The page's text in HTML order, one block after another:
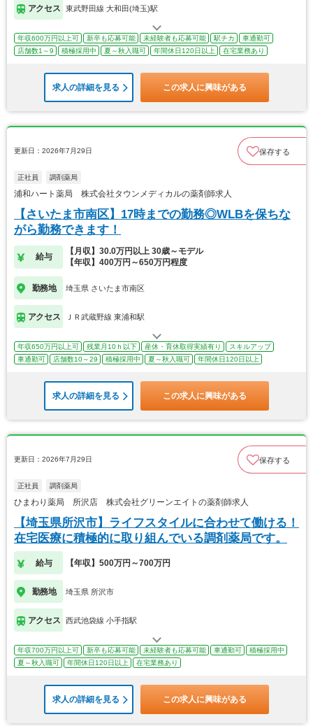
アクセス 東武野田線 大和田(埼玉)駅
年収600万円以上可 新卒も応募可能 未経験者も応募可能 駅チカ
車通勤可
店舗数1～9
積極採用中 夏～秋入職可 年間休日120日以上 在宅業務あり
求人の詳細を見る この求人に興味がある
更新日：2026年7月29日 保存する
正社員 調剤薬局
浦和ハート薬局 株式会社タウンメディカルの薬剤師求人
【さいたま市南区】17時までの勤務◎WLBを保ちな
がら勤務できます！
給与
【月収】30.0万円以上 30歳～モデル
【年収】400万円～650万円程度
勤務地 埼玉県 さいたま市南区
アクセス ＪＲ武蔵野線 東浦和駅
年収650万円以上可 残業月10ｈ以下 産休・育休取得実績有り
スキルアップ
車通勤可
店舗数10～29 積極採用中 夏～秋入職可 年間休日120日以上
求人の詳細を見る この求人に興味がある
更新日：2026年7月29日 保存する
正社員 調剤薬局
ひまわり薬局 所沢店 株式会社グリーンエイトの薬剤師求人
【埼玉県所沢市】ライフスタイルに合わせて働ける！
在宅医療に積極的に取り組んでいる調剤薬局です。
給与 【年収】500万円～700万円
勤務地 埼玉県 所沢市
アクセス 西武池袋線 小手指駅
年収700万円以上可 新卒も応募可能 未経験者も応募可能 車通勤可
積極採用中
夏～秋入職可
年間休日120日以上 在宅業務あり
求人の詳細を見る この求人に興味がある